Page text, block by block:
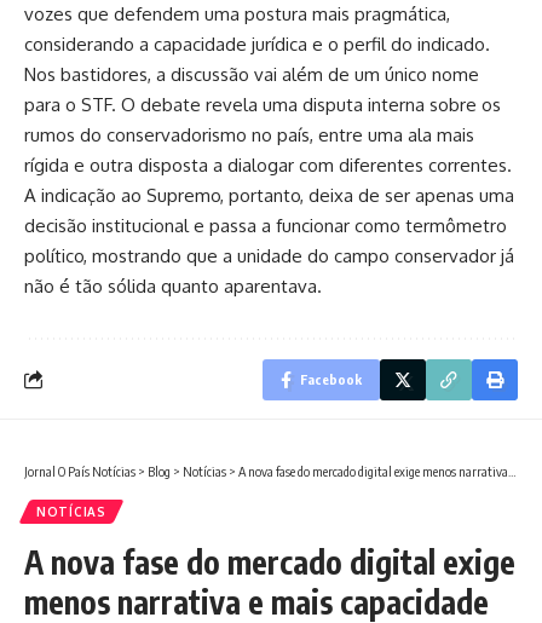
vozes que defendem uma postura mais pragmática,
considerando a capacidade jurídica e o perfil do indicado.
Nos bastidores, a discussão vai além de um único nome
para o STF. O debate revela uma disputa interna sobre os
rumos do conservadorismo no país, entre uma ala mais
rígida e outra disposta a dialogar com diferentes correntes.
A indicação ao Supremo, portanto, deixa de ser apenas uma
decisão institucional e passa a funcionar como termômetro
político, mostrando que a unidade do campo conservador já
não é tão sólida quanto aparentava.
Facebook
Jornal O País Notícias > Blog > Notícias > A nova fase do mercado digital exige menos narrativa e mais capacidade operacional, diz Paulo de Matos Junior
NOTÍCIAS
A nova fase do mercado digital exige
menos narrativa e mais capacidade